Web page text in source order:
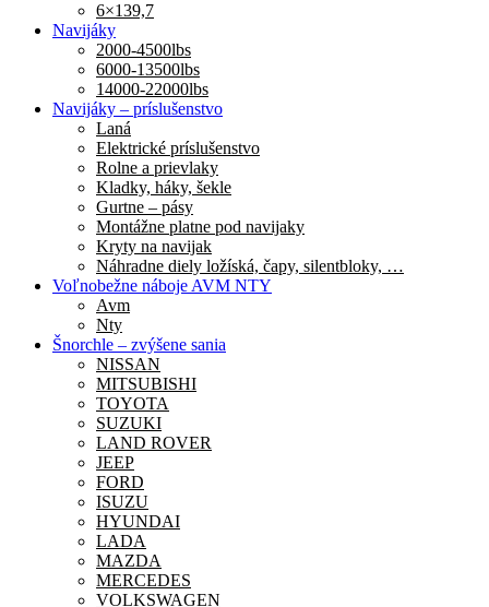
6×139,7
Navijáky
2000-4500lbs
6000-13500lbs
14000-22000lbs
Navijáky – príslušenstvo
Laná
Elektrické príslušenstvo
Rolne a prievlaky
Kladky, háky, šekle
Gurtne – pásy
Montážne platne pod navijaky
Kryty na navijak
Náhradne diely ložíská, čapy, silentbloky, …
Voľnobežne náboje AVM NTY
Avm
Nty
Šnorchle – zvýšene sania
NISSAN
MITSUBISHI
TOYOTA
SUZUKI
LAND ROVER
JEEP
FORD
ISUZU
HYUNDAI
LADA
MAZDA
MERCEDES
VOLKSWAGEN